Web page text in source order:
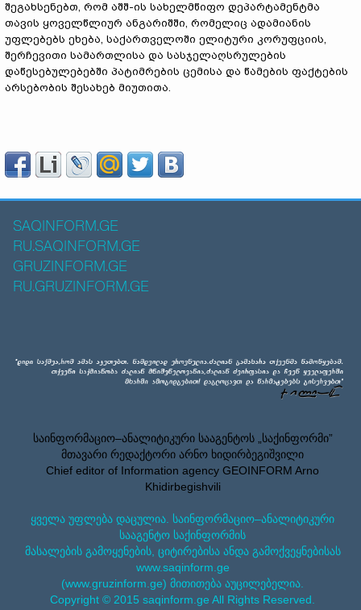
შეგახსენებთ, რომ აშშ-ის სახელმწიფო დეპარტამენტმა
თავის ყოველწლიურ ანგარიშში, რომელიც ადამიანის
უფლებებს ეხება, საქართველოში ელიტური კორუფციის,
შერჩევითი სამართლისა და სასჯელაღსრულების
დაწესებულებებში პატიმრების ცემისა და წამების ფაქტების
არსებობის შესახებ მიუთითა.
SAQINFORM.GE
RU.SAQINFORM.GE
GRUZINFORM.GE
RU.GRUZINFORM.GE
საინფორმაციო–ანალიტიკური სააგენტოს „საქინფორმი”
მთავარი რედაქტორი არნო ხიდირბეგიშვილი
Chief editor of Information agency GEOINFORM Arno
Khidirbegishvili
ყველა უფლება დაცულია. საინფორმაციო–ანალიტიკური
სააგენტო საქინფორმის
მასალების გამოყენების, ციტირებისა ანდა გამოქვეყნებისას
www.saqinform.ge
(www.gruzinform.ge) მითითება აუცილებელია.
Copyright © 2015 saqinform.ge All Rights Reserved.